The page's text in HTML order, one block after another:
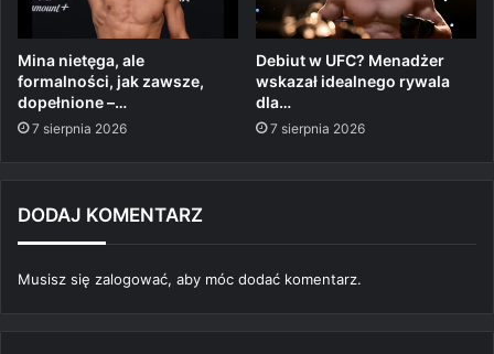
Mina nietęga, ale
formalności, jak zawsze,
dopełnione –…
7 sierpnia 2026
Debiut w UFC? Menadżer
wskazał idealnego rywala
dla…
7 sierpnia 2026
DODAJ KOMENTARZ
Musisz się zalogować, aby móc dodać komentarz.